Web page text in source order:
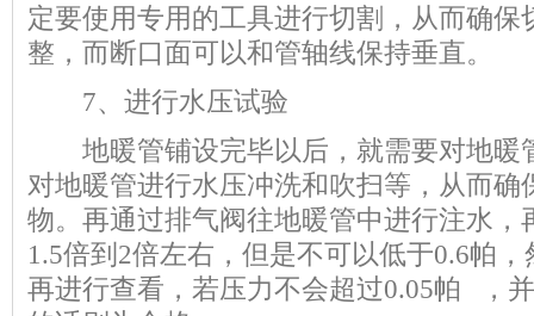
定要使用专用的工具进行切割，从而确保
整，而断口面可以和管轴线保持垂直。
7、进行水压试验
地暖管铺设完毕以后，就需要对地暖
对地暖管进行水压冲洗和吹扫等，从而确
物。再通过排气阀往地暖管中进行注水，
1.5倍到2倍左右，但是不可以低于0.6帕
再进行查看，若压力不会超过0.05帕 ，